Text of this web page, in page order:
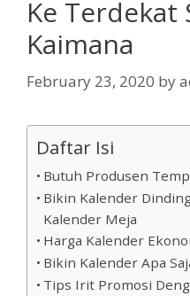
Ke Terdekat
Kaimana
February 23, 2020 by
Daftar Isi
Butuh Produsen
Bikin Kalender
Kalender Meja
Harga Kalender
Bikin Kalender Apa
Tips Irit Promosi